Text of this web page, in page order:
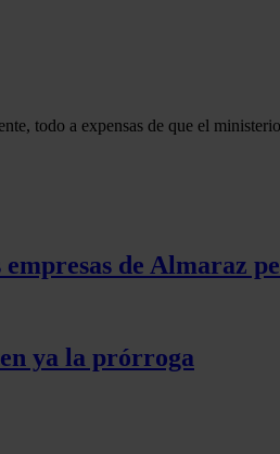
todo a expensas de que el
de Almaraz
ya la prórroga